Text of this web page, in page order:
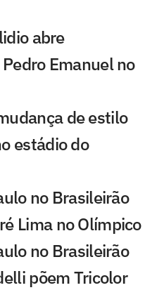
abre
Emanuel no
de estilo
estádio do
no Brasileirão
Lima no Olímpico
no Brasileirão
põem Tricolor